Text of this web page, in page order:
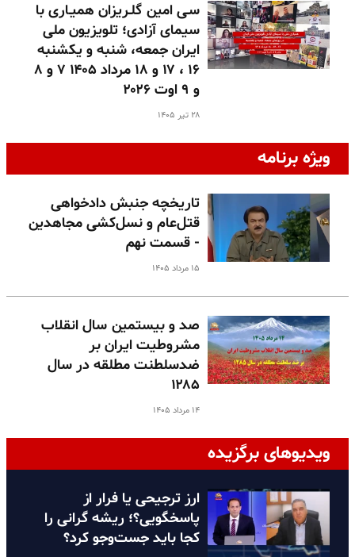
سـی امین گلـریزان همیـاری با
سیمای آزادی؛ تلویزیون ملی
ایران جمعه، شنبه و یکشنبه
۱۶ ، ۱۷ و ۱۸ مرداد ۱۴۰۵ ۷ و ۸
و ۹ اوت ۲۰۲۶
۲۸ تیر ۱۴۰۵
ویژه برنامه
تاریخچه جنبش دادخواهی
قتل‌عام و نسل‌کشی مجاهدین
- قسمت نهم
۱۵ مرداد ۱۴۰۵
صد و بیستمین سال انقلاب
مشروطیت ایران بر
ضدسلطنت مطلقه در سال
۱۲۸۵
۱۴ مرداد ۱۴۰۵
ویدیوهای برگزیده
ارز ترجیحی یا فرار از
پاسخگویی؟؛ ریشه گرانی را
کجا باید جست‌وجو کرد؟